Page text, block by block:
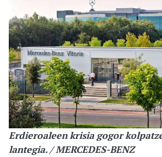
Erdieroaleen krisia gogor
lantegia. / MERCEDES-BENZ